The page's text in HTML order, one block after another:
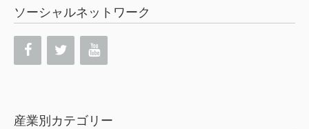
ソーシャルネットワーク
産業別カテゴリー